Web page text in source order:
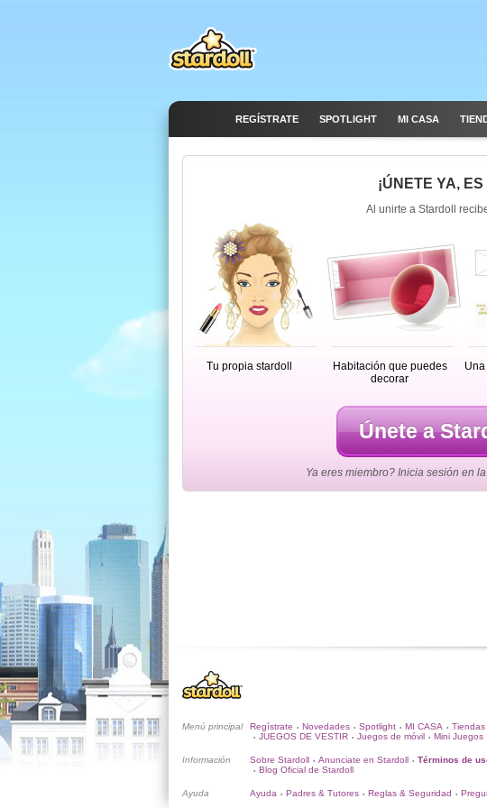
REGÍSTRATE SPOTLIGHT MI CASA
¡ÚNETE YA,
Al unirte a Stardoll
Tu propia stardoll
Habitación que puedes
decorar
Únete a
Ya eres miembro? Inicia sesión en
Menú principal Regístrate • Novedades • Spotlight • MI CASA • Tiendas
• JUEGOS DE VESTIR • Juegos de móvil • Mini Juegos
Información Sobre Stardoll • Anunciate en Stardoll • Términos de
• Blog Oficial de Stardoll
Ayuda Ayuda • Padres & Tutores • Reglas & Seguridad •